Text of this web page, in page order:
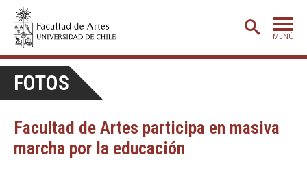
MENÚ
ETAPA BÁSICA
CARRERAS
FOTOS
Facultad de Artes participa en masiva
marcha por la educación